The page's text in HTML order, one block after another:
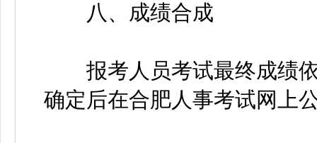
八、成绩合成
报考人员考试最终成绩依
确定后在合肥人事考试网上